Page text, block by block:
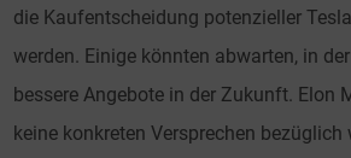
die Kaufentscheidung potenzieller
werden. Einige könnten abwarten, in
bessere Angebote in der Zukunft. Elon
keine konkreten Versprechen bezüglich